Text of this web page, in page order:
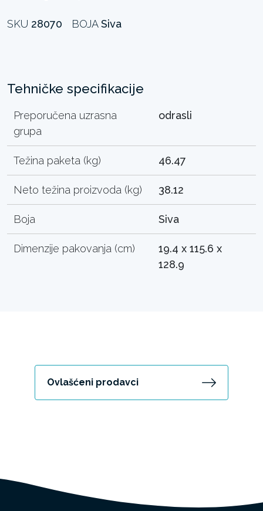
SKU 28070 BOJASiva
Tehničke specifikacije
Preporučena uzrasna
grupa
odrasli
Težina paketa (kg) 46.47
Neto težina proizvoda (kg) 38.12
Boja Siva
Dimenzije pakovanja (cm)
19.4 x 115.6 x
128.9
Ovlašćeni prodavci